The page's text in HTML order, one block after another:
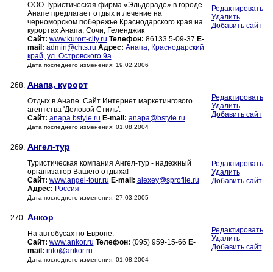
ООО Туристическая фирма «Эльдорадо» в городе
Анапе предлагает отдых и лечение на
черноморском побережье Краснодарского края на
курортах Анапа, Сочи, Геленджик
Сайт: www.kurort-city.ru Телефон: 86133 5-09-37 E-
mail: admin@chts.ru Адрес: Анапа, Краснодарский
край, ул. Островского 9а
Дата последнего изменения: 19.02.2006
Редактировать
Удалить
Добавить сайт
268. Анапа, курорт
Отдых в Анапе. Сайт Интернет маркетингового
агентства 'Деловой Стиль'.
Сайт: anapa.bstyle.ru E-mail: anapa@bstyle.ru
Дата последнего изменения: 01.08.2004
Редактировать
Удалить
Добавить сайт
269. Ангел-тур
Туристическая компания Ангел-тур - надежный
организатор Вашего отдыха!
Сайт: www.angel-tour.ru E-mail: alexey@sprofile.ru
Адрес: Россия
Дата последнего изменения: 27.03.2005
Редактировать
Удалить
Добавить сайт
270. Анкор
На автобусах по Европе.
Сайт: www.ankor.ru Телефон: (095) 959-15-66 E-
mail: info@ankor.ru
Дата последнего изменения: 01.08.2004
Редактировать
Удалить
Добавить сайт